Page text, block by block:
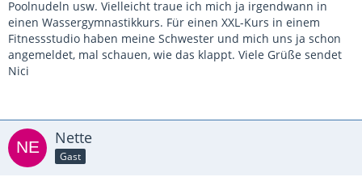
Poolnudeln usw. Vielleicht traue ich mich ja irgendwann in
einen Wassergymnastikkurs. Für einen XXL-Kurs in einem
Fitnessstudio haben meine Schwester und mich uns ja schon
angemeldet, mal schauen, wie das klappt. Viele Grüße sendet
Nici
Nette
Gast